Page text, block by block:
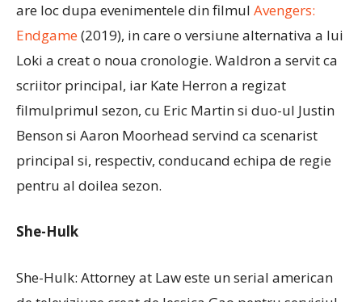
are loc dupa evenimentele din filmul Avengers:
Endgame(2019), in care o versiune alternativa a lui
Loki a creat o noua cronologie. Waldron a servit ca
scriitor principal, iar Kate Herron a regizat
filmulprimul sezon, cu Eric Martin si duo-ul Justin
Benson si Aaron Moorhead servind ca scenarist
principal si, respectiv, conducand echipa de regie
pentru al doilea sezon.
She-Hulk
She-Hulk: Attorney at Law este un serial american